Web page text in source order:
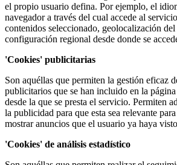
el propio usuario defina. Por ejemplo, el
navegador a través del cual accede al
contenidos seleccionado, geolocalización
configuración regional desde donde se
'Cookies' publicitarias
Son aquéllas que permiten la gestión eficaz
publicitarios que se han incluido en la
desde la que se presta el servicio. Permiten
la publicidad para que esta sea relevante
mostrar anuncios que el usuario ya haya
'Cookies' de análisis estadístico